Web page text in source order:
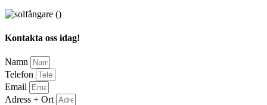
Kontakta oss idag!
Namn
Telefon
Email
Adress + Ort